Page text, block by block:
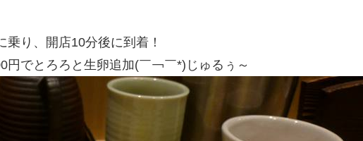
り、開店10分後に到着！
でとろろと生卵追加(￣￢￣*)じゅるぅ～